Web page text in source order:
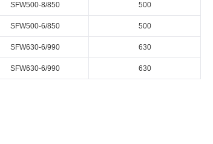
SFW500-8/850 500
SFW500-6/850 500
SFW630-6/990 630
SFW630-6/990 630